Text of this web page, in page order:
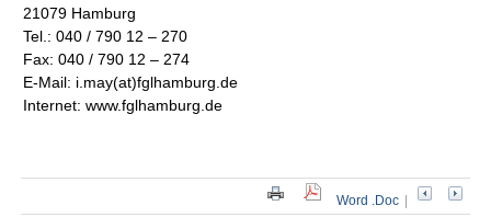
21079 Hamburg
Tel.: 040 / 790 12 – 270
Fax: 040 / 790 12 – 274
E-Mail: i.may(at)fglhamburg.de
Internet: www.fglhamburg.de
Word .Doc